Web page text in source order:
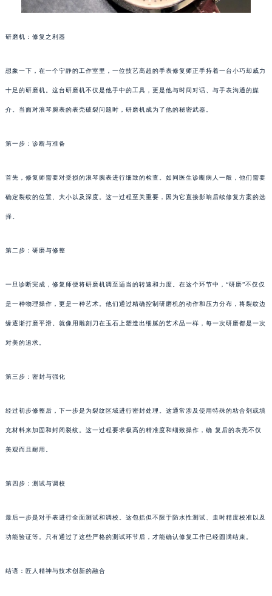
研磨机：修复之利器
想象一下，在一个宁静的工作室里，一位技艺高超的手表修复师正手持着一台小巧却威力
十足的研磨机。这台研磨机不仅是他手中的工具，更是他与时间对话、与手表沟通的媒
介。当面对浪琴腕表的表壳破裂问题时，研磨机成为了他的秘密武器。
第一步：诊断与准备
首先，修复师需要对受损的浪琴腕表进行细致的检查。如同医生诊断病人一般，他们需要
确定裂纹的位置、大小以及深度。这一过程至关重要，因为它直接影响后续修复方案的选
择。
第二步：研磨与修整
一旦诊断完成，修复师便将研磨机调至适当的转速和力度。在这个环节中，“研磨”不仅仅
是一种物理操作，更是一种艺术。他们通过精确控制研磨机的动作和压力分布，将裂纹边
缘逐渐打磨平滑。就像用雕刻刀在玉石上塑造出细腻的艺术品一样，每一次研磨都是一次
对美的追求。
第三步：密封与强化
经过初步修整后，下一步是为裂纹区域进行密封处理。这通常涉及使用特殊的粘合剂或填
充材料来加固和封闭裂纹。这一过程要求极高的精准度和细致操作，确 复后的表壳不仅
美观而且耐用。
第四步：测试与调校
最后一步是对手表进行全面测试和调校。这包括但不限于防水性测试、走时精度校准以及
功能验证等。只有通过了这些严格的测试环节后，才能确认修复工作已经圆满结束。
结语：匠人精神与技术创新的融合